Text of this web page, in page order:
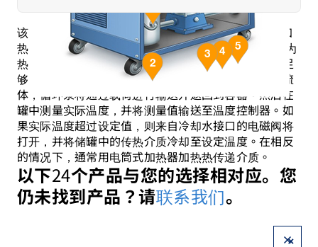
5
过程流量测量——流量
4
入口管路中的压力——压力
3
入口管路中的温度——温度
2
容器中的温度——温度
该版本涵盖低至-150 °C的冷却仪器和可达+400 °C的加
热系统（热油加热器）， 并使用水、乙二醇或热油作为
热传递介质。液位开关能够确保储罐中的热传递介质足
够充盈，并控制自动填充。如果容器中有足够的传热流
体，循环泵将通过载荷进行输送并返回到容器。然后在
罐中测量实际温度，并将测量值输送至温度控制器。如
果实际温度超过设定值，则来自冷却水接口的电磁阀将
打开，并将储罐中的传热介质冷却至设定温度。在相反
的情况下，通常用电筒式加热器加热热传递介质。
以下24个产品与您的选择相对应。您
仍未找到产品？请联系我们。
×